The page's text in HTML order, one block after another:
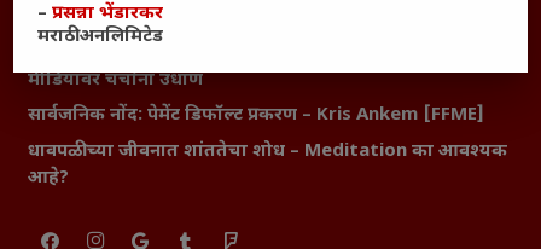
महाराष्ट्र आणि संपूर्ण भारतातील शेतकऱ्यांना मान्सूनचे महत्त्व
मीडियावर चर्चांना उधाण
सार्वजनिक नोंद: पेमेंट डिफॉल्ट प्रकरण – Kris Ankem [FFME]
धावपळीच्या जीवनात शांततेचा शोध – Meditation का आवश्यक
आहे?
–प्रसन्ना भेंडारकर
मराठी अनलिमिटेड